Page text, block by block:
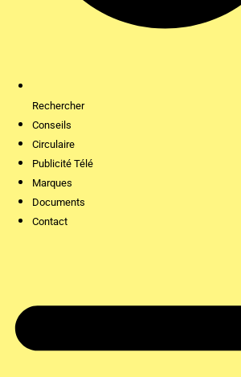
Rechercher
Conseils
Circulaire
Publicité Télé
Marques
Documents
Contact